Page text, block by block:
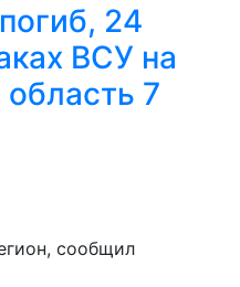
24
ВСУ на
7
сообщил